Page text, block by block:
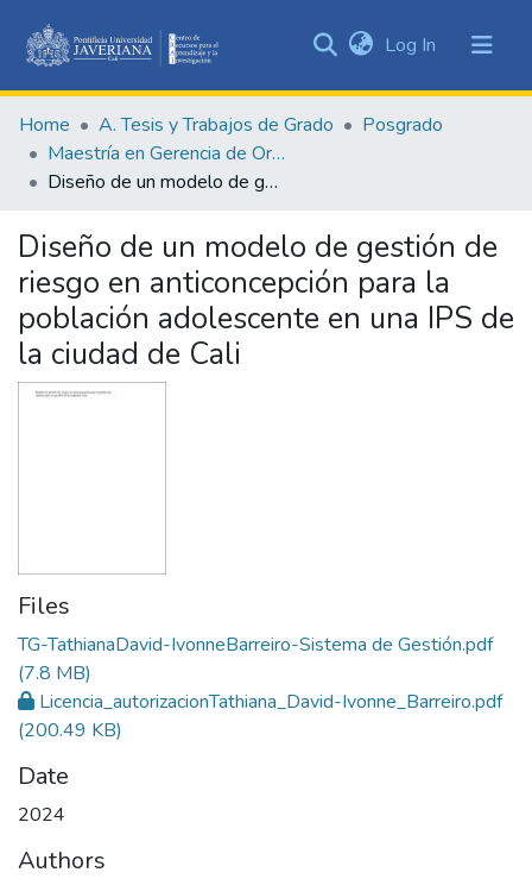
&
Collections
Statistics
Log In (current)
Home A. Tesis y Trabajos de Grado
Posgrado
Maestría en Gerencia de Organizaciones de Salud
Diseño de un modelo de gestión de riesgo en anticoncepción para la población adolescente en una IPS de la ciudad de Cali
Diseño de un modelo de gestión de
riesgo en anticoncepción para la
población adolescente en una IPS de
la ciudad de Cali
Files
TG-TathianaDavid-IvonneBarreiro-Sistema de Gestión.pdf
(7.8 MB)
Licencia_autorizacionTathiana_David-Ivonne_Barreiro.pdf
(200.49 KB)
Date
2024
Authors